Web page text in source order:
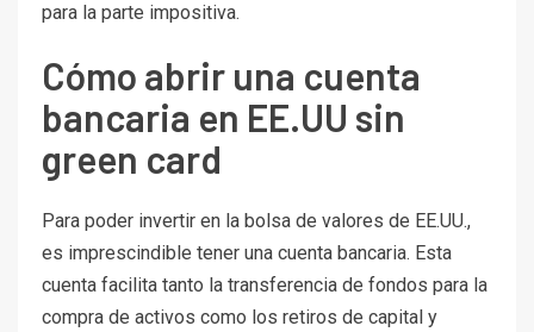
para la parte impositiva.
Cómo abrir una cuenta
bancaria en EE.UU sin
green card
Para poder invertir en la bolsa de valores de EE.UU.,
es imprescindible tener una cuenta bancaria. Esta
cuenta facilita tanto la transferencia de fondos para la
compra de activos como los retiros de capital y